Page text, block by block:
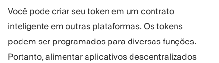
Você pode criar seu token em um contrato
inteligente em outras plataformas. Os tokens
podem ser programados para diversas funções.
Portanto, alimentar aplicativos descentralizados